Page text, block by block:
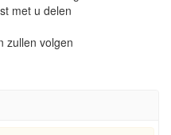
met u delen
zullen volgen